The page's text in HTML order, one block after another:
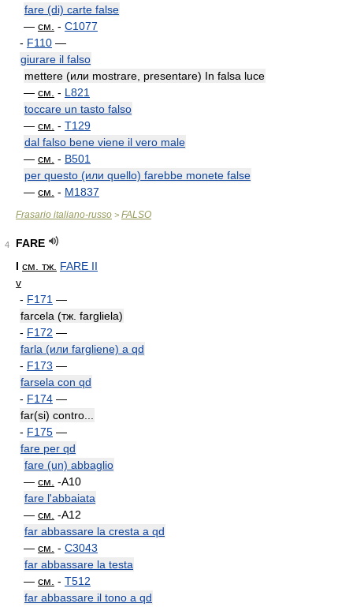
fare (di) carte false
— см. - C1077
- F110 —
giurare il falso
mettere (или mostrare, presentare) In falsa luce
— см. - L821
toccare un tasto falso
— см. - T129
dal falso bene viene il vero male
— см. - B501
per questo (или quello) farebbe monete false
— см. - M1837
Frasario italiano-russo > FALSO
4
FARE
I см. тж. FARE II
v
- F171 —
farcela (тж. fargliela)
- F172 —
farla (или fargliene) a qd
- F173 —
farsela con qd
- F174 —
far(si) contro...
- F175 —
fare per qd
fare (un) abbaglio
— см. -A10
fare l'abbaiata
— см. -A12
far abbassare la cresta a qd
— см. - C3043
far abbassare la testa
— см. - T512
far abbassare il tono a qd